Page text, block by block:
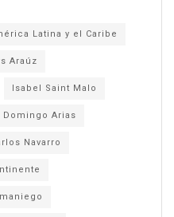
Latina y el Caribe
Araúz
Isabel Saint Malo
Domingo Arias
Navarro